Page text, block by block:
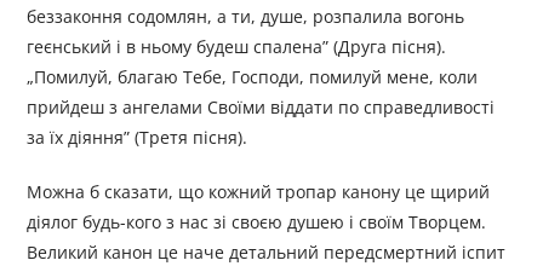
безза­коння содомлян, а ти, душе, розпалила вогонь
геєнський і в ньому будеш спалена” (Друга пісня).
„Помилуй, благаю Тебе, Господи, помилуй мене, коли
прийдеш з ангелами Своїми віддати по справедливості
за їх діяння” (Третя пісня).
Можна б сказати, що кожний тропар канону це щирий
діялог будь-кого з нас зі своєю душею і своїм Творцем.
Великий канон це наче детальний передсмертний іспит